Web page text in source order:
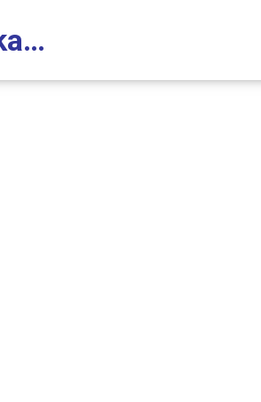
Adi Záchranka Stomatologie